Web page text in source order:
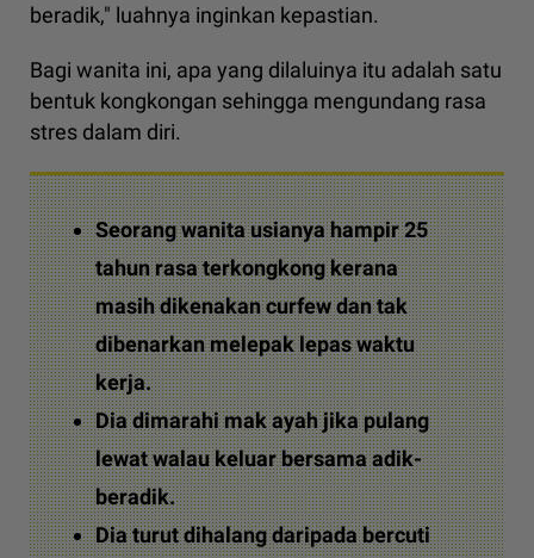
beradik," luahnya inginkan kepastian.
Bagi wanita ini, apa yang dilaluinya itu adalah satu
bentuk kongkongan sehingga mengundang rasa
stres dalam diri.
Seorang wanita usianya hampir 25
tahun rasa terkongkong kerana
masih dikenakan curfew dan tak
dibenarkan melepak lepas waktu
kerja.
Dia dimarahi mak ayah jika pulang
lewat walau keluar bersama adik-
beradik.
Dia turut dihalang daripada bercuti